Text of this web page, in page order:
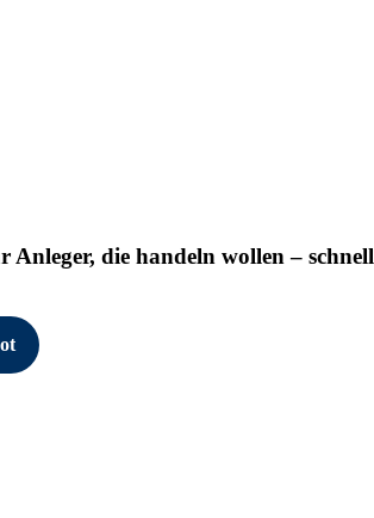
Anleger, die handeln wollen – schnell